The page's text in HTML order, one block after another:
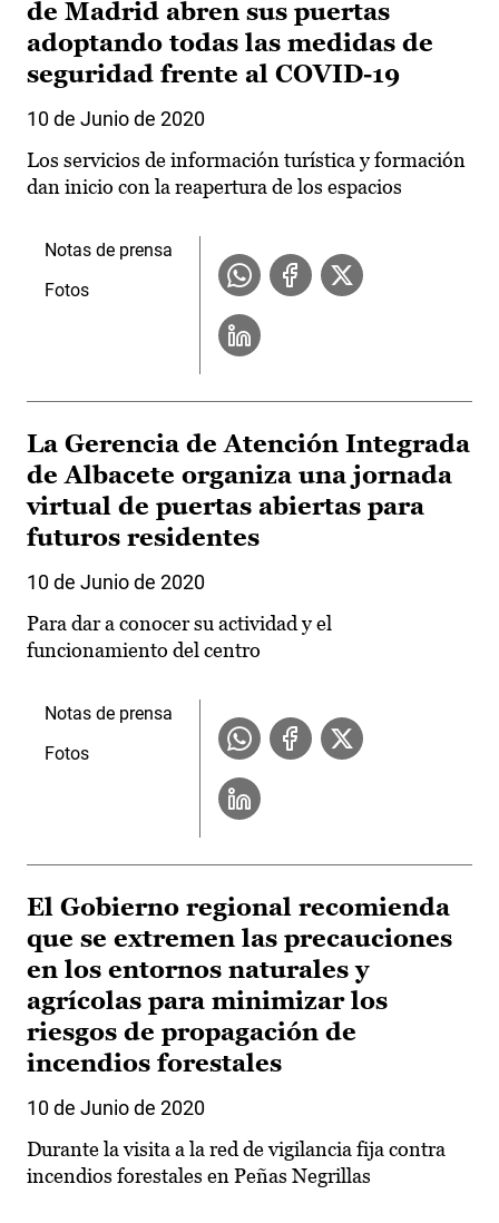
de Madrid abren sus puertas
adoptando todas las medidas de
seguridad frente al COVID-19
10 de Junio de 2020
Los servicios de información turística y formación
dan inicio con la reapertura de los espacios
Notas de prensa
Fotos
La Gerencia de Atención Integrada
de Albacete organiza una jornada
virtual de puertas abiertas para
futuros residentes
10 de Junio de 2020
Para dar a conocer su actividad y el
funcionamiento del centro
Notas de prensa
Fotos
El Gobierno regional recomienda
que se extremen las precauciones
en los entornos naturales y
agrícolas para minimizar los
riesgos de propagación de
incendios forestales
10 de Junio de 2020
Durante la visita a la red de vigilancia fija contra
incendios forestales en Peñas Negrillas